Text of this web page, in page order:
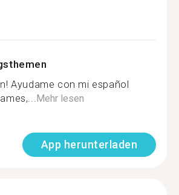
Ayudame con mi español
Mehr lesen
App herunterladen